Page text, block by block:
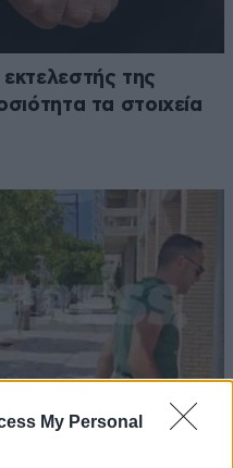
My Personal
της
τα στοιχεία